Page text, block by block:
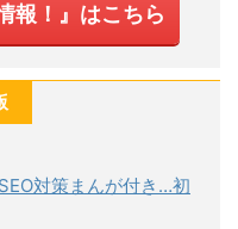
報！』はこちら
対策まんが付き…初